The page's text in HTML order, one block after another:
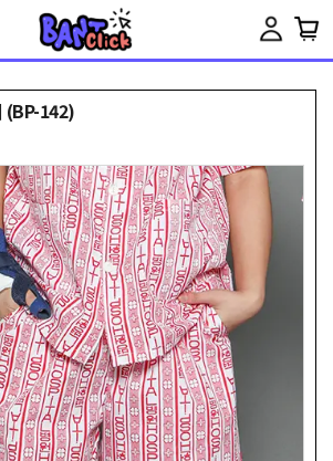
(BP-142)